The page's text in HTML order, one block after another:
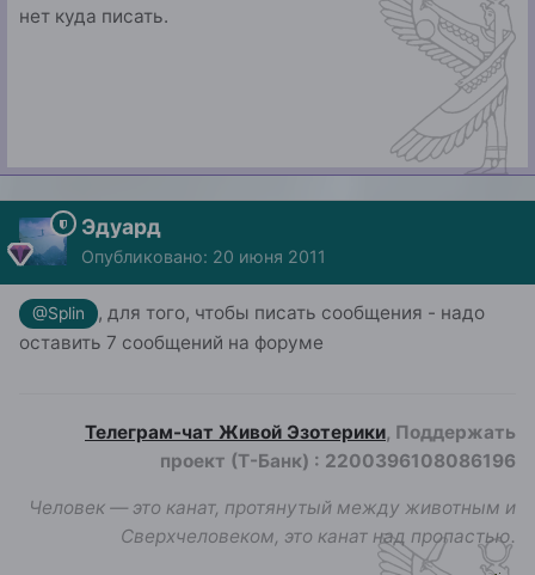
нет куда писать.
Эдуард
Опубликовано: 20 июня 2011
@Splin
, для того, чтобы писать сообщения - надо
оставить 7 сообщений на форуме
Телеграм-чат Живой Эзотерики, Поддержать
проект (Т-Банк) : 2200396108086196
Человек — это канат, протянутый между животным и
Сверхчеловеком, это канат над пропастью.